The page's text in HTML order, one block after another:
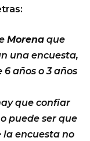
Morena que
una encuesta,
años o 3 años
que confiar
puede ser que
la encuesta no